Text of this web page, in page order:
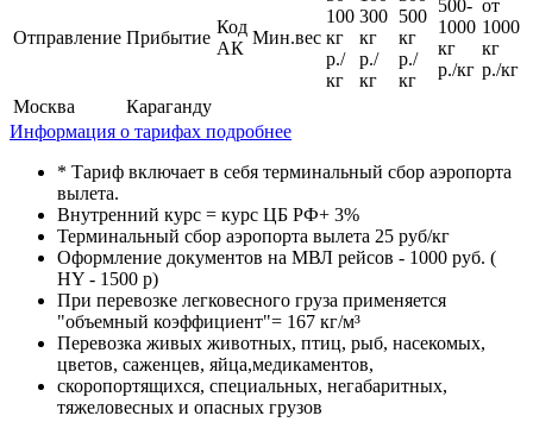
Отправление Прибытие
Код
АК
Мин.вес
100
кг
р./
кг
300
кг
р./
кг
500
кг
р./
кг
500-
1000
кг
р./кг
от
1000
кг
р./кг
Москва
Караганду
Информация о тарифах подробнее
* Тариф включает в себя терминальный сбор аэропорта
вылета.
Внутренний курс = курс ЦБ РФ+ 3%
Терминальный сбор аэропорта вылета 25 руб/кг
Оформление документов на МВЛ рейсов - 1000 руб. (
HY - 1500 р)
При перевозке легковесного груза применяется
"объемный коэффициент"= 167 кг/м³
Перевозка живых животных, птиц, рыб, насекомых,
цветов, саженцев, яйца,медикаментов,
скоропортящихся, специальных, негабаритных,
тяжеловесных и опасных грузов